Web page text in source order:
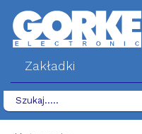
Zakładki